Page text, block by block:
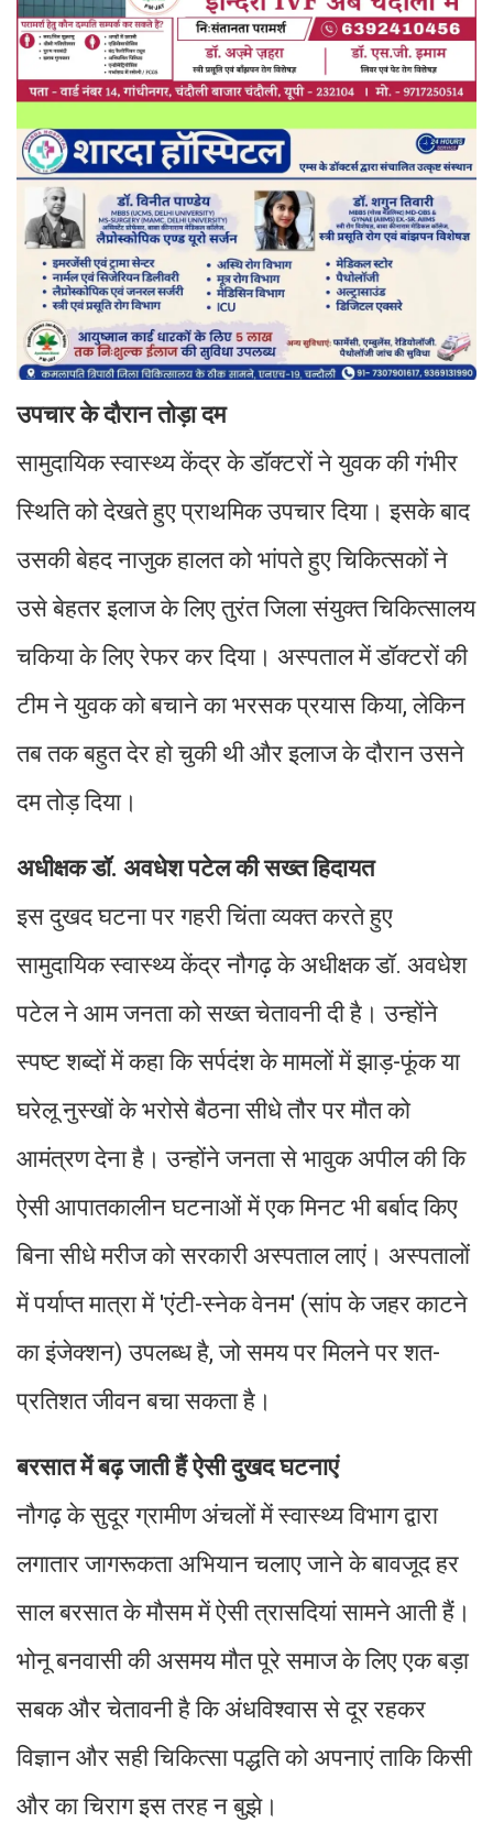
उपचार के दौरान तोड़ा दम
सामुदायिक स्वास्थ्य केंद्र के डॉक्टरों ने युवक की गंभीर
स्थिति को देखते हुए प्राथमिक उपचार दिया। इसके बाद
उसकी बेहद नाजुक हालत को भांपते हुए चिकित्सकों ने
उसे बेहतर इलाज के लिए तुरंत जिला संयुक्त चिकित्सालय
चकिया के लिए रेफर कर दिया। अस्पताल में डॉक्टरों की
टीम ने युवक को बचाने का भरसक प्रयास किया, लेकिन
तब तक बहुत देर हो चुकी थी और इलाज के दौरान उसने
दम तोड़ दिया।
अधीक्षक डॉ. अवधेश पटेल की सख्त हिदायत
इस दुखद घटना पर गहरी चिंता व्यक्त करते हुए
सामुदायिक स्वास्थ्य केंद्र नौगढ़ के अधीक्षक डॉ. अवधेश
पटेल ने आम जनता को सख्त चेतावनी दी है। उन्होंने
स्पष्ट शब्दों में कहा कि सर्पदंश के मामलों में झाड़-फूंक या
घरेलू नुस्खों के भरोसे बैठना सीधे तौर पर मौत को
आमंत्रण देना है। उन्होंने जनता से भावुक अपील की कि
ऐसी आपातकालीन घटनाओं में एक मिनट भी बर्बाद किए
बिना सीधे मरीज को सरकारी अस्पताल लाएं। अस्पतालों
में पर्याप्त मात्रा में 'एंटी-स्नेक वेनम' (सांप के जहर काटने
का इंजेक्शन) उपलब्ध है, जो समय पर मिलने पर शत-
प्रतिशत जीवन बचा सकता है।
बरसात में बढ़ जाती हैं ऐसी दुखद घटनाएं
नौगढ़ के सुदूर ग्रामीण अंचलों में स्वास्थ्य विभाग द्वारा
लगातार जागरूकता अभियान चलाए जाने के बावजूद हर
साल बरसात के मौसम में ऐसी त्रासदियां सामने आती हैं।
भोनू बनवासी की असमय मौत पूरे समाज के लिए एक बड़ा
सबक और चेतावनी है कि अंधविश्वास से दूर रहकर
विज्ञान और सही चिकित्सा पद्धति को अपनाएं ताकि किसी
और का चिराग इस तरह न बुझे।